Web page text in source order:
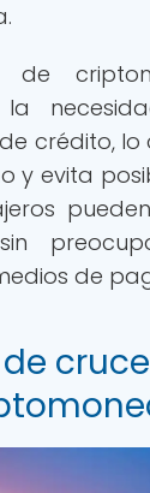
de
la
crédito, lo
y evita
de